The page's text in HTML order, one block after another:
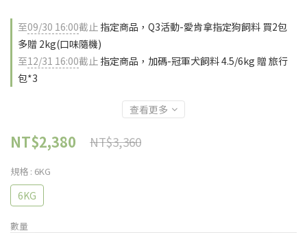
至09/30 16:00截止 指定商品，Q3活動-愛肯拿指定狗飼料 買2包
多贈 2kg(口味隨機)
至12/31 16:00截止 指定商品，加碼-冠軍犬飼料 4.5/6kg 贈 旅行
包*3
查看更多
NT$3,360
NT$2,380
規格 : 6KG
6KG
數量